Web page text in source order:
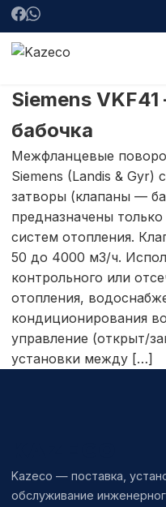
Siemens
бабочка
Межфланцевые
Siemens (Landis & Gyr)
затворы (клапаны —
предназначены
систем отопления.
50 до 4000 м3/ч.
контрольного или
отопления,
кондиционирования
управление (открыт/
установки между […]
Kazeco — поставка,
обслуживание